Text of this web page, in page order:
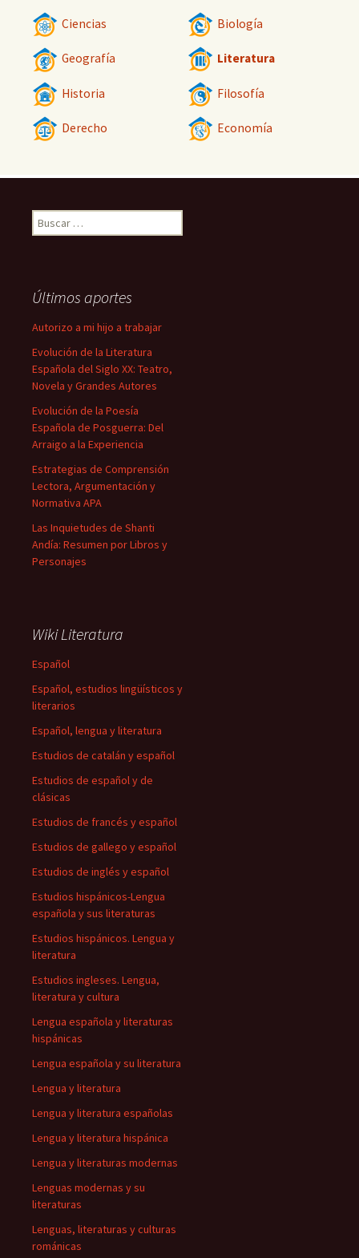
Ciencias Biología
Geografía Literatura
Historia Filosofía
Derecho Economía
Buscar:
Últimos aportes
Autorizo a mi hijo a trabajar
Evolución de la Literatura
Española del Siglo XX: Teatro,
Novela y Grandes Autores
Evolución de la Poesía
Española de Posguerra: Del
Arraigo a la Experiencia
Estrategias de Comprensión
Lectora, Argumentación y
Normativa APA
Las Inquietudes de Shanti
Andía: Resumen por Libros y
Personajes
Wiki Literatura
Español
Español, estudios lingüísticos y
literarios
Español, lengua y literatura
Estudios de catalán y español
Estudios de español y de
clásicas
Estudios de francés y español
Estudios de gallego y español
Estudios de inglés y español
Estudios hispánicos-Lengua
española y sus literaturas
Estudios hispánicos. Lengua y
literatura
Estudios ingleses. Lengua,
literatura y cultura
Lengua española y literaturas
hispánicas
Lengua española y su literatura
Lengua y literatura
Lengua y literatura españolas
Lengua y literatura hispánica
Lengua y literaturas modernas
Lenguas modernas y su
literaturas
Lenguas, literaturas y culturas
románicas